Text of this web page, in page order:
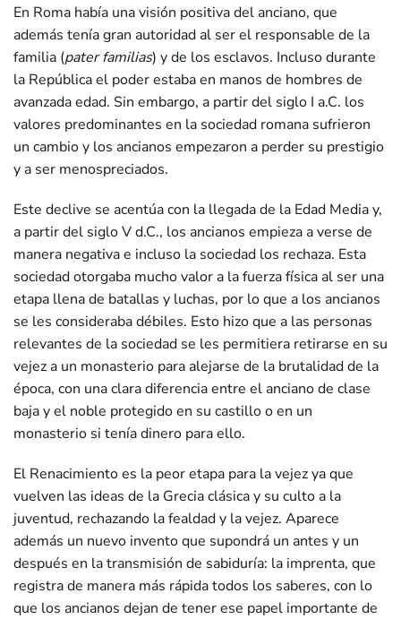
En Roma había una visión positiva del anciano, que
además tenía gran autoridad al ser el responsable de la
familia (pater familias) y de los esclavos. Incluso durante
la República el poder estaba en manos de hombres de
avanzada edad. Sin embargo, a partir del siglo I a.C. los
valores predominantes en la sociedad romana sufrieron
un cambio y los ancianos empezaron a perder su prestigio
y a ser menospreciados.
Este declive se acentúa con la llegada de la Edad Media y,
a partir del siglo V d.C., los ancianos empieza a verse de
manera negativa e incluso la sociedad los rechaza. Esta
sociedad otorgaba mucho valor a la fuerza física al ser una
etapa llena de batallas y luchas, por lo que a los ancianos
se les consideraba débiles. Esto hizo que a las personas
relevantes de la sociedad se les permitiera retirarse en su
vejez a un monasterio para alejarse de la brutalidad de la
época, con una clara diferencia entre el anciano de clase
baja y el noble protegido en su castillo o en un
monasterio si tenía dinero para ello.
El Renacimiento es la peor etapa para la vejez ya que
vuelven las ideas de la Grecia clásica y su culto a la
juventud, rechazando la fealdad y la vejez. Aparece
además un nuevo invento que supondrá un antes y un
después en la transmisión de sabiduría: la imprenta, que
registra de manera más rápida todos los saberes, con lo
que los ancianos dejan de tener ese papel importante de